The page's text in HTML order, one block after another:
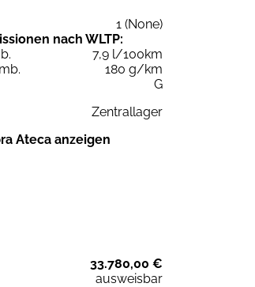
1 (None)
nach WLTP:
7,9 l/100km
180 g/km
G
Zentrallager
Ateca anzeigen
33.780,00 €
ausweisbar